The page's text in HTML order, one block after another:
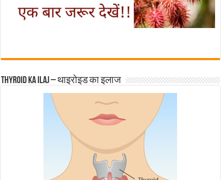
Thyroid ka ilaj – थाइरोइड का इलाज